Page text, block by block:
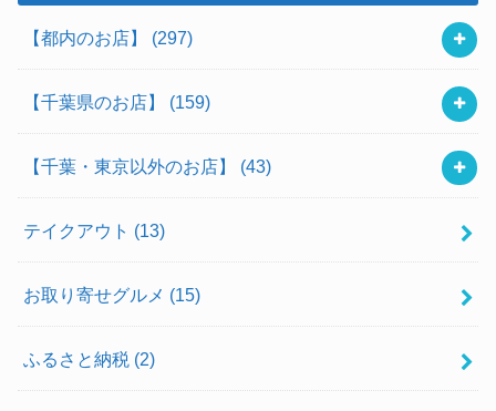
【都内のお店】 (297)
【千葉県のお店】 (159)
【千葉・東京以外のお店】 (43)
テイクアウト (13)
お取り寄せグルメ (15)
ふるさと納税 (2)